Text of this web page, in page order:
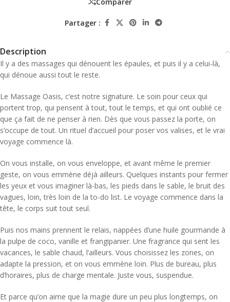
Partager :
Description
Il y a des massages qui dénouent les épaules, et puis il y a celui-là,
qui dénoue aussi tout le reste.
Le Massage Oasis, c’est notre signature. Le soin pour ceux qui
portent trop, qui pensent à tout, tout le temps, et qui ont oublié ce
que ça fait de ne penser à rien. Dès que vous passez la porte, on
s’occupe de tout. Un rituel d’accueil pour poser vos valises, et le vrai
voyage commence là.
On vous installe, on vous enveloppe, et avant même le premier
geste, on vous emmène déjà ailleurs. Quelques instants pour fermer
les yeux et vous imaginer là-bas, les pieds dans le sable, le bruit des
vagues, loin, très loin de la to-do list. Le voyage commence dans la
tête, le corps suit tout seul.
Puis nos mains prennent le relais, nappées d’une huile gourmande à
la pulpe de coco, vanille et frangipanier. Une fragrance qui sent les
vacances, le sable chaud, l’ailleurs. Vous choisissez les zones, on
adapte la pression, et on vous emmène loin. Plus de bureau, plus
d’horaires, plus de charge mentale. Juste vous, suspendue.
Et parce qu’on aime que la magie dure un peu plus longtemps, on